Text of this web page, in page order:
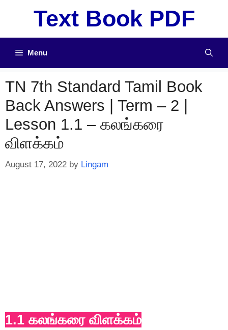
Text Book PDF
Menu
TN 7th Standard Tamil Book
Back Answers | Term – 2 |
Lesson 1.1 – கலங்கரை
விளக்கம்
August 17, 2022 by Lingam
1.1 கலங்கரை விளக்கம்